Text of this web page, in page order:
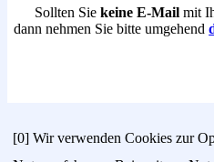
Sollten Siekeine E-Mail mit
dann nehmen Sie bitte umgehend
[0] Wir verwenden Cookies zur